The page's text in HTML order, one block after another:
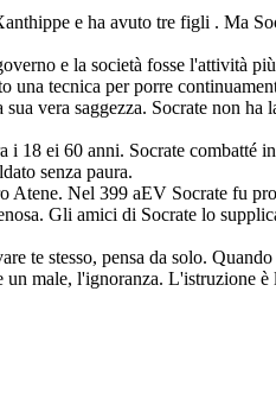
e ha avuto tre figli . Ma
e la società fosse l'attività
una tecnica per porre
vera saggezza. Socrate non ha
ei 60 anni. Socrate combatté
senza paura.
Atene. Nel 399 aEV Socrate fu
Gli amici di Socrate lo
te stesso, pensa da solo.
male, l'ignoranza. L'istruzione è